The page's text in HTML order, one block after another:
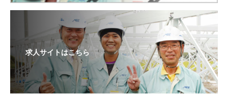
求人サイトはこちら